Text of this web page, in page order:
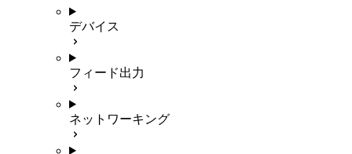
デバイス
フィード出力
ネットワーキング